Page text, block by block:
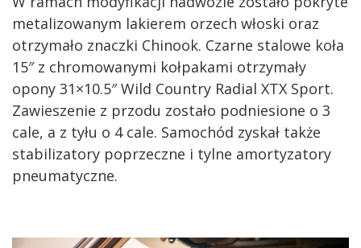
metalizowanym lakierem orzech włoski oraz
otrzymało znaczki Chinook. Czarne stalowe koła
15″ z chromowanymi kołpakami otrzymały
opony 31×10.5″ Wild Country Radial XTX Sport.
Zawieszenie z przodu zostało podniesione o 3
cale, a z tyłu o 4 cale. Samochód zyskał także
stabilizatory poprzeczne i tylne amortyzatory
pneumatyczne.